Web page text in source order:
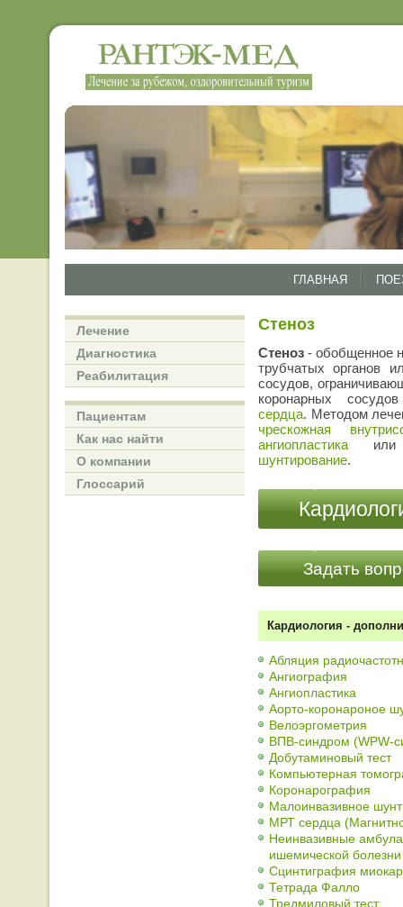
ГЛАВНАЯ
Лечение
Диагностика
Реабилитация
Пациентам
Как нас найти
О компании
Глоссарий
Стеноз
Стеноз - обобщенное
трубчатых органов
сосудов,
коронарных
сердца. Методом
чрескожная
ангиопластика
шунтирование.
Задать
Кардиология -
Абляция
Ангиография
Ангиопластика
Аорто-коронароное
Велоэргометрия
ВПВ-синдром (WPW-
Добутаминовый тест
Компьютерная
Коронарография
Малоинвазивное
МРТ сердца
Неинвазивные
ишемической
Сцинтиграфия
Тетрада Фалло
Тредмиловый тест